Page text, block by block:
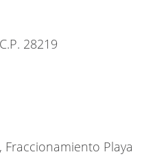
28219
Playa